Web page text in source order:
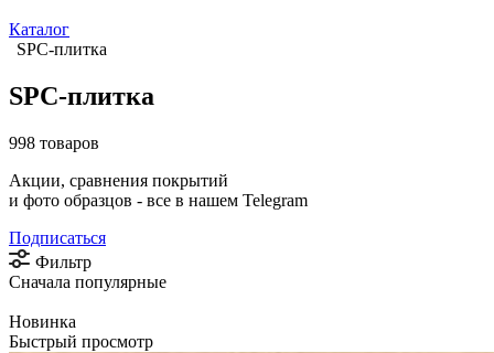
Каталог
SPC-плитка
SPC-плитка
998 товаров
Акции, сравнения покрытий
и фото образцов - все в нашем Telegram
Подписаться
Фильтр
Сначала популярные
Новинка
Быстрый просмотр